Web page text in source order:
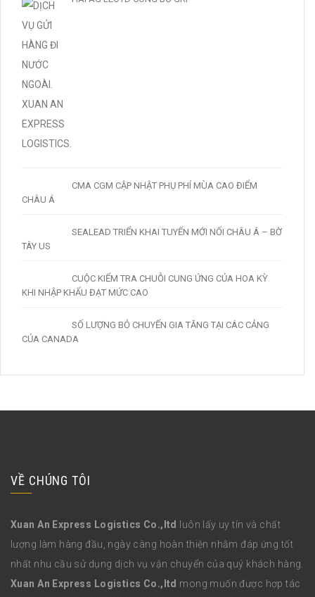
CMA CGM CẬP NHẬT PHỤ PHÍ MÙA CAO ĐIỂM
CHÂU Á
SEALEAD TRIỂN KHAI TUYẾN MỚI NỐI CHÂU Á – BỜ
TÂY US
CUỘC KIỂM TRA CHUỖI CUNG ỨNG CỦA HOA KỲ
KHI NHẬP KHẨU ĐẠT MỨC CAO
SỐ LƯỢNG BỎ CHUYẾN GIA TĂNG TẠI CÁC CẢNG
CỦA CANADA
VỀ CHÚNG TÔI
Xuan An Express Logistics Co.,ltd
luôn lấy uy tín và chất
lượng làm hàng đầu, ngày càng hoàn thiện nhằm đáp ứng tốt
nhất nhu cầu sử dụng dịch vụ vận chuyển của quý khách hàng.
Xuan An Express Logistics Co.,ltd mong muốn được hợp tác